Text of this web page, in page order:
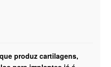
produz cartilagens,